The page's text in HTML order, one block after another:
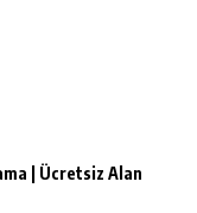
| Ücretsiz Alan